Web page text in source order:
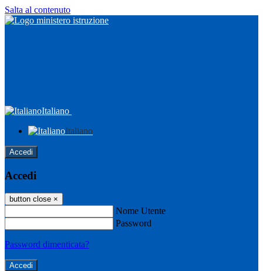
Salta al contenuto
Italiano
Italiano
Accedi
Accedi
button close ×
Nome Utente
Password
Password dimenticata?